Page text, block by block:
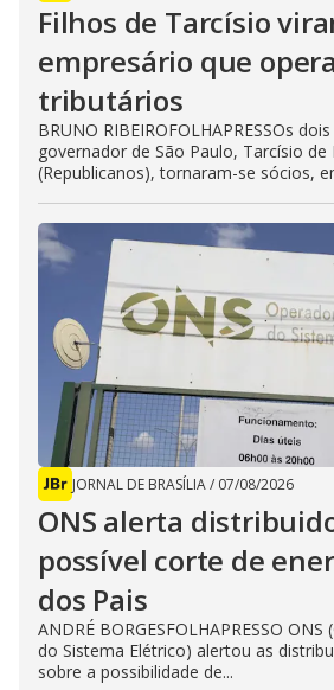
Filhos de Tarcísio
empresário que
tributários
BRUNO RIBEIROFOLHAPRESSOs
governador de São Paulo, Tarcísio de
(Republicanos), tornaram-se sócios,
JORNAL DE BRASÍLIA/ 07/08/2026
ONS alerta
possível corte de
dos Pais
ANDRÉ BORGESFOLHAPRESSO
do Sistema Elétrico) alertou as
sobre a possibilidade de...